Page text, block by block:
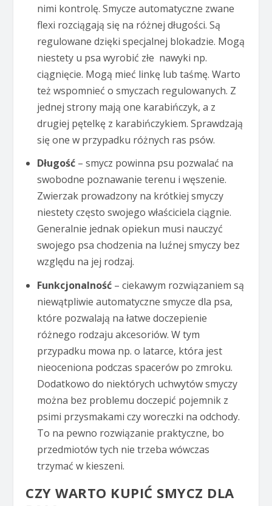
nimi kontrolę. Smycze automatyczne zwane
flexi rozciągają się na różnej długości. Są
regulowane dzięki specjalnej blokadzie. Mogą
niestety u psa wyrobić złe nawyki np.
ciągnięcie. Mogą mieć linkę lub taśmę. Warto
też wspomnieć o smyczach regulowanych. Z
jednej strony mają one karabińczyk, a z
drugiej pętelkę z karabińczykiem. Sprawdzają
się one w przypadku różnych ras psów.
Długość– smycz powinna psu pozwalać na
swobodne poznawanie terenu i węszenie.
Zwierzak prowadzony na krótkiej smyczy
niestety często swojego właściciela ciągnie.
Generalnie jednak opiekun musi nauczyć
swojego psa chodzenia na luźnej smyczy bez
względu na jej rodzaj.
Funkcjonalność– ciekawym rozwiązaniem są
niewątpliwie automatyczne smycze dla psa,
które pozwalają na łatwe doczepienie
różnego rodzaju akcesoriów. W tym
przypadku mowa np. o latarce, która jest
nieoceniona podczas spacerów po zmroku.
Dodatkowo do niektórych uchwytów smyczy
można bez problemu doczepić pojemnik z
psimi przysmakami czy woreczki na odchody.
To na pewno rozwiązanie praktyczne, bo
przedmiotów tych nie trzeba wówczas
trzymać w kieszeni.
CZY WARTO KUPIĆ SMYCZ DLA